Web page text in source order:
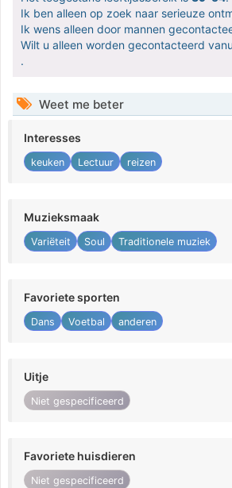
Ik ben alleen op zoek naar serieuze
Ik wens alleen door mannen
Wilt u alleen worden gecontacteerd
.
Weet me beter
Interesses
keuken Lectuur reizen
Muzieksmaak
Variëteit Soul Traditionele muziek
Favoriete sporten
Dans Voetbal anderen
Uitje
Niet gespecificeerd
Favoriete huisdieren
Niet gespecificeerd